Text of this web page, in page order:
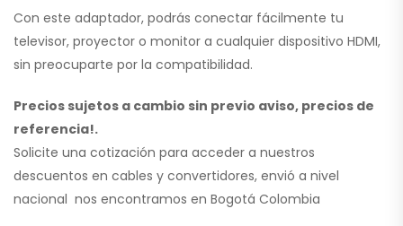
Con este adaptador, podrás conectar fácilmente tu
televisor, proyector o monitor a cualquier dispositivo HDMI,
sin preocuparte por la compatibilidad.
Precios sujetos a cambio sin previo aviso, precios de
referencia!.
Solicite una cotización para acceder a nuestros
descuentos en cables y convertidores, envió a nivel
nacional nos encontramos en Bogotá Colombia